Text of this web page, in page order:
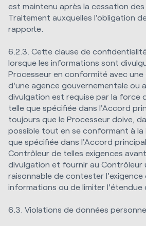
est maintenu après la cessation
Traitement auxquelles l'obligation
rapporte.
6.2.3. Cette clause de
lorsque les informations sont
Processeur en conformité avec une
d'une agence gouvernementale ou
divulgation est requise par la force
telle que spécifiée dans l'Accord
toujours que le Processeur doive,
possible tout en se conformant à la
que spécifiée dans l'Accord
Contrôleur de telles exigences
divulgation et fournir au Contrôleur
raisonnable de contester l'exigence
informations ou de limiter l'étendue
6.3. Violations de données